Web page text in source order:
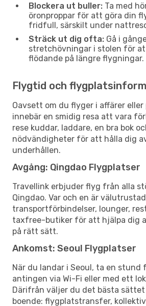
Blockera ut buller: Ta med
öronproppar för att göra din
fridfull, särskilt under
Sträck ut dig ofta: Gå i
stretchövningar i stolen för
flödande på längre flygningar.
Flygtid och
Oavsett om du flyger i affärer
innebär en smidig resa att vara
rese kuddar, laddare, en bra bok
nödvändigheter för att hålla dig
underhållen.
Avgång: Qingdao Flygplatser
Travellink erbjuder flyg från alla
Qingdao. Var och en är
transportförbindelser, lounger,
taxfree-butiker för att hjälpa dig
på rätt sätt.
Ankomst: Seoul Flygplatser
När du landar i Seoul, ta en
antingen via Wi-Fi eller med ett
Därifrån väljer du det bästa
boende: flygplatstransfer,